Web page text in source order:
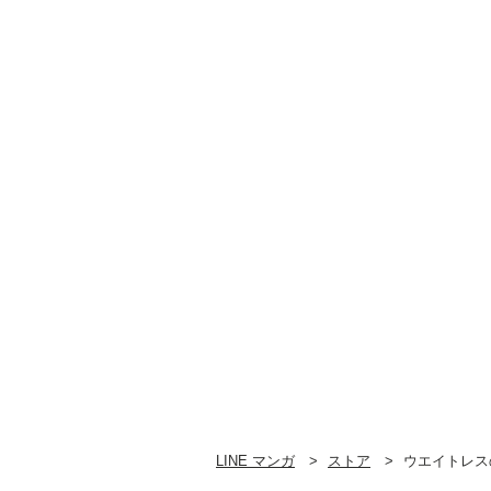
LINE マンガ ストア ウエイトレ